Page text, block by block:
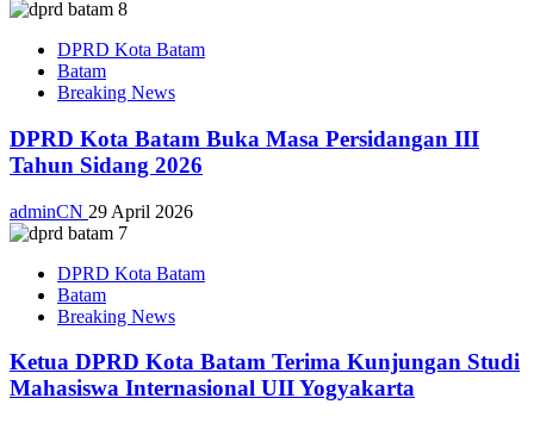
DPRD Kota Batam
Batam
Breaking News
DPRD Kota Batam Buka Masa Persidangan III
Tahun Sidang 2026
adminCN 29 April 2026
DPRD Kota Batam
Batam
Breaking News
Ketua DPRD Kota Batam Terima Kunjungan Studi
Mahasiswa Internasional UII Yogyakarta